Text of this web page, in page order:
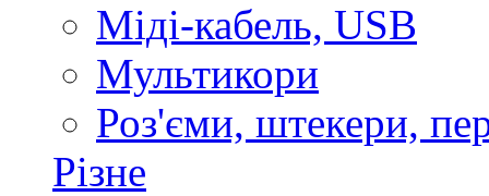
Міді-кабель, USB
Мультикори
Роз'єми, штекери,
Різне